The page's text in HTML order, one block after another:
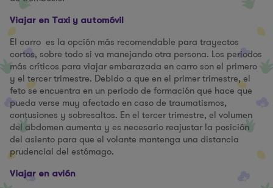
Viajar en Taxi y automóvil
El carro es la opción más recomendable para trayectos
cortos, sobre todo si va manejando otra persona. Los periodos
más críticos para viajar embarazada en carro son el primero
y el tercer trimestre. Debido a que en el primer trimestre, el
feto se encuentra en un periodo de formación que hace que
pueda verse muy afectado en caso de traumatismos,
contusiones y sobresaltos. En el tercer trimestre, el volumen
del abdomen aumenta y es necesario reajustar la posición
del asiento para que el volante mantenga una distancia
prudencial del estómago.
Viajar en avión